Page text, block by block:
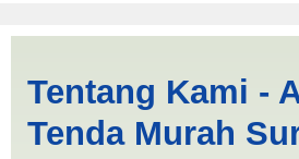
Serang |
TENDA MURAH
Tentang Kami -
Tenda Murah